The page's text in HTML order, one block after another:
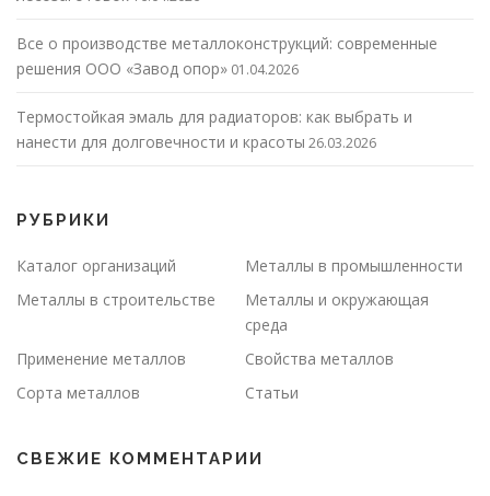
Все о производстве металлоконструкций: современные
решения ООО «Завод опор» 01.04.2026
Термостойкая эмаль для радиаторов: как выбрать и
нанести для долговечности и красоты 26.03.2026
РУБРИКИ
Каталог организаций
Металлы в промышленности
Металлы в строительстве
Металлы и окружающая
среда
Применение металлов
Свойства металлов
Сорта металлов
Статьи
СВЕЖИЕ КОММЕНТАРИИ